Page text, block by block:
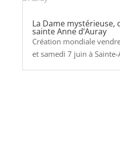
La Dame
sainte Anne d’Auray
Création mondiale
et samedi 7 juin à Sainte-